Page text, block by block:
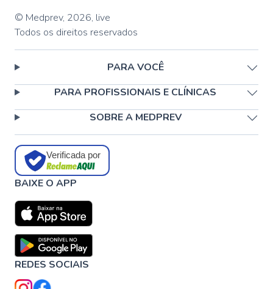
© Medprev, 2026, live
Todos os direitos reservados
PARA VOCÊ
PARA PROFISSIONAIS E CLÍNICAS
SOBRE A MEDPREV
Verificada por
BAIXE O APP
REDES SOCIAIS